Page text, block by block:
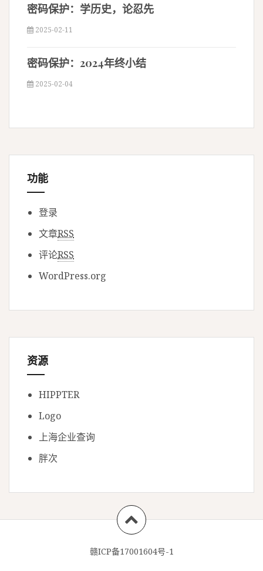
密码保护：学历史，论忍先
2025-02-11
密码保护：2024年终小结
2025-02-04
功能
登录
文章RSS
评论RSS
WordPress.org
资源
HIPPTER
Logo
上海企业查询
胖次
赣ICP备17001604号-1